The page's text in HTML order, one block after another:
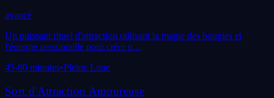
avancé
Un puissant rituel d'attraction utilisant la magie des bougies et
l'énergie personnelle pour créer u...
45-60 minutes•Pleine Lune
Sort d'Attraction Amoureuse